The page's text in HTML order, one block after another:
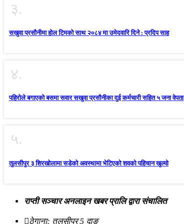
३.
सखुवा प्रसौनीमा होल टिमको साथ २०८४ मा उमेदवारि दिने : प्रदिप साह
४.
पहिराेले बगाएकाे बसमा सवार सखुवा प्रसाैनीका दुई कर्मचारी सहित ५ जना वेपता
५.
तुलसीपुर ३ शिरखोलामा सडेको अवस्थामा भेटिएको शवको पहिचान खुल्यो
राप्ती सञ्चार अनलाइन खबर प्रालि द्वारा संचालित
ठेगाना: तुलसीपुर 5 दाङ